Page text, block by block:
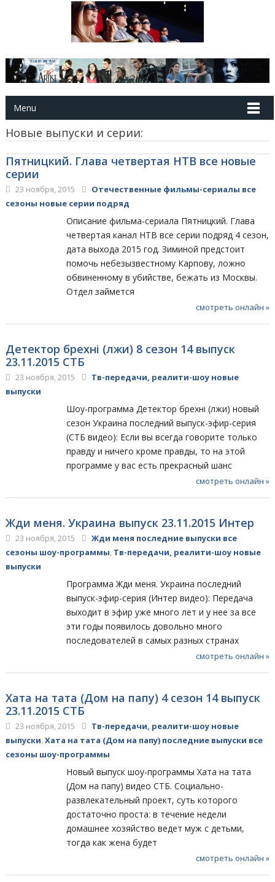
Menu
Новые выпуски и серии:
Пятницкий. Глава четвертая НТВ все новые
серии
23 ноября, 2015
Отечественные фильмы-сериалы все
сезоны новые серии подряд
Описание фильма-сериала Пятницкий. Глава
четвертая канал НТВ все серии подряд 4 сезон,
дата выхода 2015 год. Зиминой предстоит
помочь небезызвестному Карпову, ложно
обвиненному в убийстве, бежать из Москвы.
Отдел займется
смотреть онлайн »
Детектор брехні (лжи) 8 сезон 14 выпуск
23.11.2015 СТБ
23 ноября, 2015
Тв-передачи, реалити-шоу новые
выпуски
Шоу-программа Детектор брехні (лжи) новый
сезон Украина последний выпуск-эфир-серия
(СТБ видео): Если вы всегда говорите только
правду и ничего кроме правды, то на этой
программе у вас есть прекрасный шанс
смотреть онлайн »
Жди меня. Украина выпуск 23.11.2015 Интер
23 ноября, 2015
Жди меня последние выпуски все
сезоны шоу-программы Тв-передачи, реалити-шоу новые
выпуски
Программа Жди меня. Украина последний
выпуск-эфир-серия (Интер видео): Передача
выходит в эфир уже много лет и у нее за все
эти годы появилось довольно много
последователей в самых разных странах
смотреть онлайн »
Хата на тата (Дом на папу) 4 сезон 14 выпуск
23.11.2015 СТБ
23 ноября, 2015
Тв-передачи, реалити-шоу новые
выпуски Хата на тата (Дом на папу) последние выпуски все
сезоны шоу-программы
Новый выпуск шоу-программы Хата на тата
(Дом на папу) видео СТБ. Социально-
развлекательный проект, суть которого
достаточно проста: в течение недели
домашнее хозяйство ведет муж с детьми,
тогда как жена будет
смотреть онлайн »